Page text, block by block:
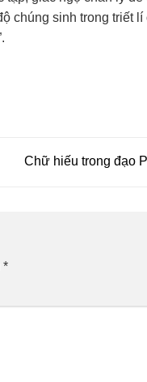
chúng sinh trong triết lí
Chữ hiếu trong đạo
*